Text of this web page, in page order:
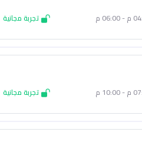
م تجربة مجانية
م تجربة مجانية